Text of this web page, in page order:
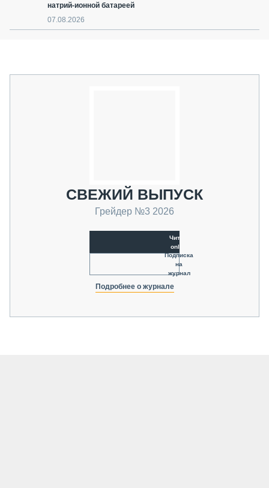
натрий-ионной батареей
07.08.2026
СВЕЖИЙ ВЫПУСК
Грейдер №3 2026
Читать
online
Подписка
на
журнал
Подробнее о журнале